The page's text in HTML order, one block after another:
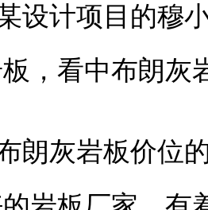
设计项目的穆
，看中布朗灰
朗灰岩板价位